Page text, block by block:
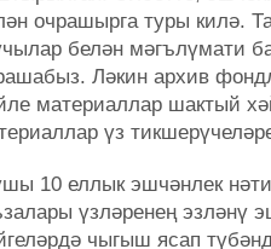
очрашырга туры килә.
белән мәгълүмати
Ләкин архив
материаллар шактый
үз
10 еллык эшчәнлек
үзләренең эзләнү
чыгыш ясап